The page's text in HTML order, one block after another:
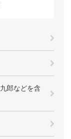
郎などを含